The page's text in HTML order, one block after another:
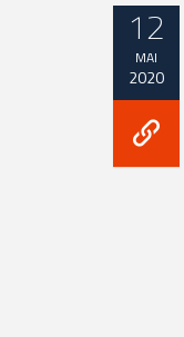
12
MAI
2020